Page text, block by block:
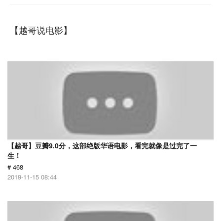
【越哥说电影】
【越哥】豆瓣9.0分，这部绝版华语电影，看完就像是过完了一
生！
# 468
2019-11-15 08:44